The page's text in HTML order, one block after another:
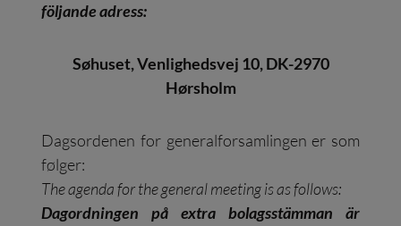
följande adress:
Søhuset, Venlighedsvej 10, DK-2970
Hørsholm
Dagsordenen for generalforsamlingen er som
følger:
The agenda for the general meeting is as follows:
Dagordningen på extra bolagsstämman är